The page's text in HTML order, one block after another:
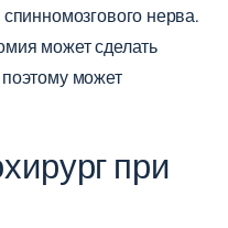
нерва.
может сделать
может
при